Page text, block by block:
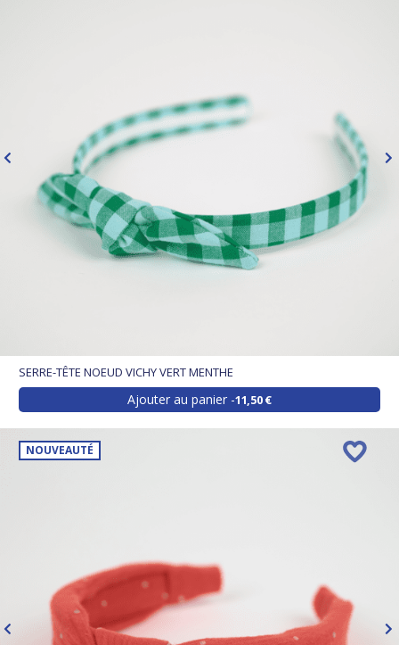
SERRE-TÊTE NOEUD VICHY VERT MENTHE
Ajouter au panier 11,50 €
NOUVEAUTÉ